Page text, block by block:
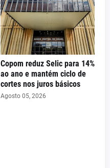
Copom reduz Selic para 14%
ao ano e mantém ciclo de
cortes nos juros básicos
Agosto 05, 2026